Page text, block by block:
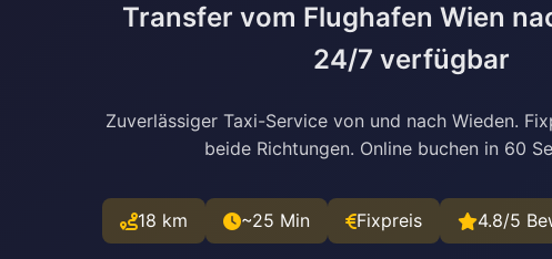
Transfer vom Flughafen Wien
24/7 verfügbar
Zuverlässiger Taxi-Service von und nach Wieden.
beide Richtungen. Online buchen in 60
18 km ~25 Min Fixpreis 4.8/5